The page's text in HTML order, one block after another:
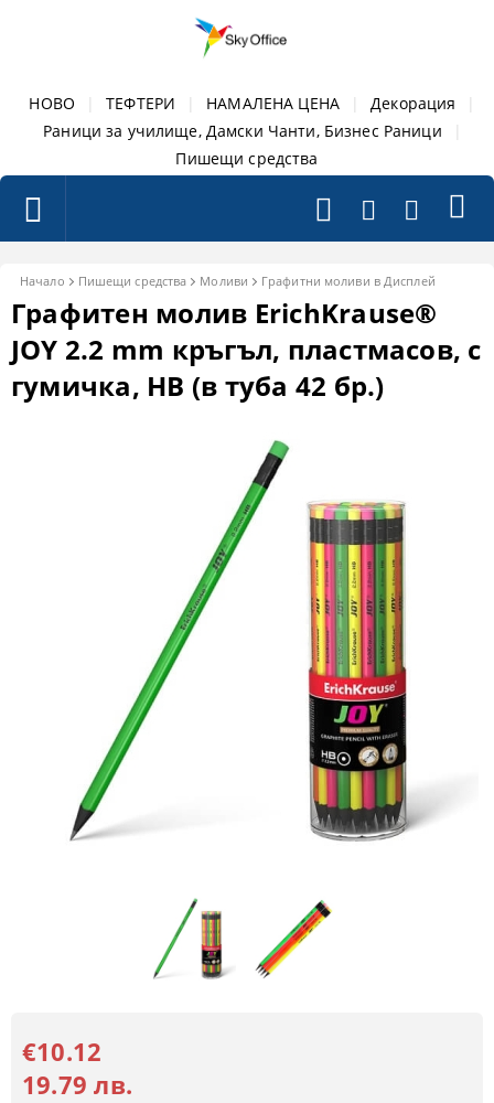
НОВО ТЕФТЕРИ НАМАЛЕНА ЦЕНА Декорация
Раници за училище, Дамски Чанти, Бизнес Раници
Пишещи средства
Начало Пишещи средства Моливи Графитни моливи в Дисплей
Графитен молив ErichKrause®
JOY 2.2 mm кръгъл, пластмасов, с
гумичка, HB (в туба 42 бр.)
€10.12
19.79 лв.